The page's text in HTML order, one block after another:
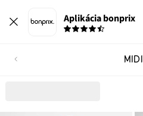
Aplikácia bonprix
MIDI